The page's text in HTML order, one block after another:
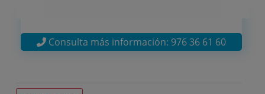
Consulta más información: 976 36 61 60